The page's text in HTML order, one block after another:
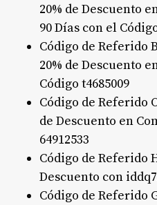
20% de Descuento
90 Días con el
Código de Referido
20% de Descuento
Código t4685009
Código de Referido
de Descuento en
64912533
Código de Referido
Descuento con
Código de Referido